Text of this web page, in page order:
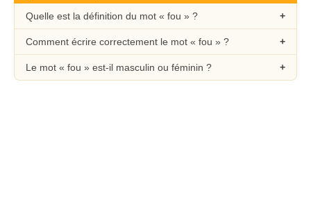
Quelle est la définition du mot « fou » ?
Comment écrire correctement le mot « fou » ?
Le mot « fou » est-il masculin ou féminin ?